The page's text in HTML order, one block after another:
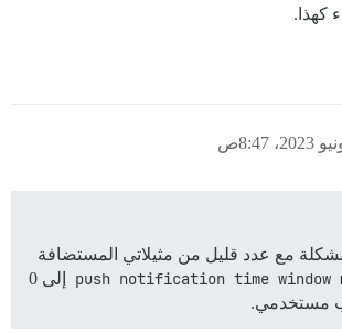
كهذا.
مع عدد قليل من مثيلاتي المستضافة
push notification time window
إلى 0
مستخدمي.